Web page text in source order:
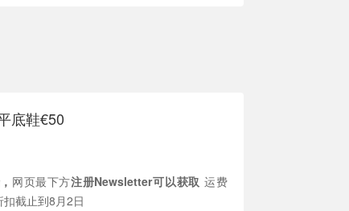
底鞋€50
网页最下方注册Newsletter可以获取
或订单满€50德国境内免运费 折扣截止到8月2日